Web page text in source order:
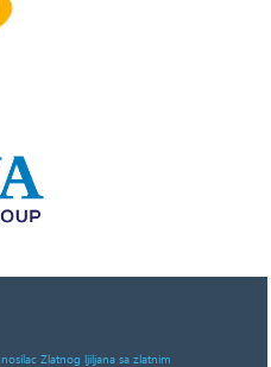
Zlatnog ljiljana sa zlatnim